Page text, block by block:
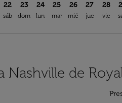
22
sáb
23
dom
24
lun
25
mar
26
mié
27
jue
28
vie
Nashville de